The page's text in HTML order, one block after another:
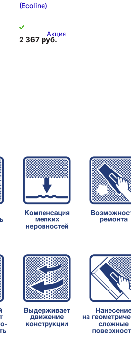
Акция
(Ecoline)
2 367 руб.